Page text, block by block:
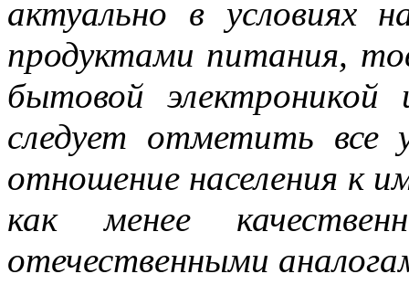
актуально в условиях
продуктами питания,
бытовой
следует отметить все
отношение населения к
как менее
отечественными